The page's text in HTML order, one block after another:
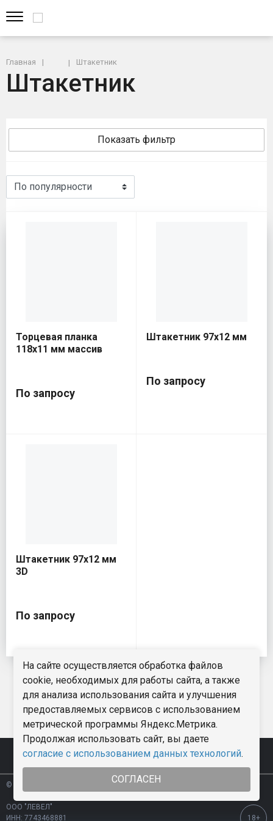
Главная Штакетник
Штакетник
Показать фильтр
Торцевая планка
118х11 мм массив
По запросу
Штакетник 97х12 мм
По запросу
Штакетник 97х12 мм
3D
По запросу
К началу страницы
© 2026 “LevelDeck”
ООО "ЛЕВЕЛ"
ИНН: 7743468881
18+
На сайте осуществляется обработка файлов
cookie, необходимых для работы сайта, а также
для анализа использования сайта и улучшения
предоставляемых сервисов с использованием
метрической программы Яндекс.Метрика.
Продолжая использовать сайт, вы даете
согласие с использованием данных технологий.
СОГЛАСЕН